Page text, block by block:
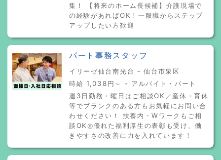
集！ 【将来のホーム長候補】介護現場で
の経験があればOK！一般職からステップ
アップしたい方歓迎
パート事務スタッフ
イリーゼ仙台南光台 - 仙台市泉区
時給 1,038円～ - アルバイト・パート
週3日勤務・曜日はご相談OK／産休・育休
等でブランクのある方もお気軽にお問い合
わせください！ 扶養内・Wワークもご相
談OK◎優れた福利厚生の表彰も受け、働
きやすさの改善に力を入れています！